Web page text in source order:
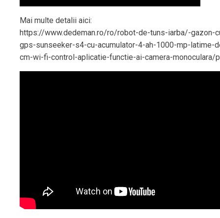
Mai multe detalii aici:
https://www.dedeman.ro/ro/robot-de-tuns-iarba/-gazon-
gps-sunseeker-s4-cu-acumulator-4-ah-1000-mp-latime-
cm-wi-fi-control-aplicatie-functie-ai-camera-monoculara/